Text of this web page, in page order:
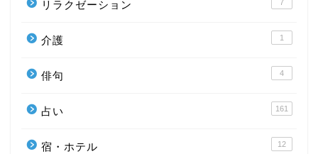
リラクゼーション 7
介護 1
俳句 4
占い 161
宿・ホテル 12